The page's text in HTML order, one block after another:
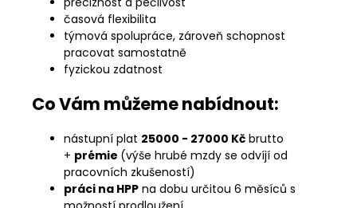
časová flexibilita
týmová spolupráce, zároveň schopnost
pracovat samostatně
fyzickou zdatnost
Co Vám můžeme nabídnout:
nástupní plat 25000 - 27000 Kč brutto
+ prémie (výše hrubé mzdy se odvíjí od
pracovních zkušeností)
práci na HPP na dobu určitou 6 měsíců s